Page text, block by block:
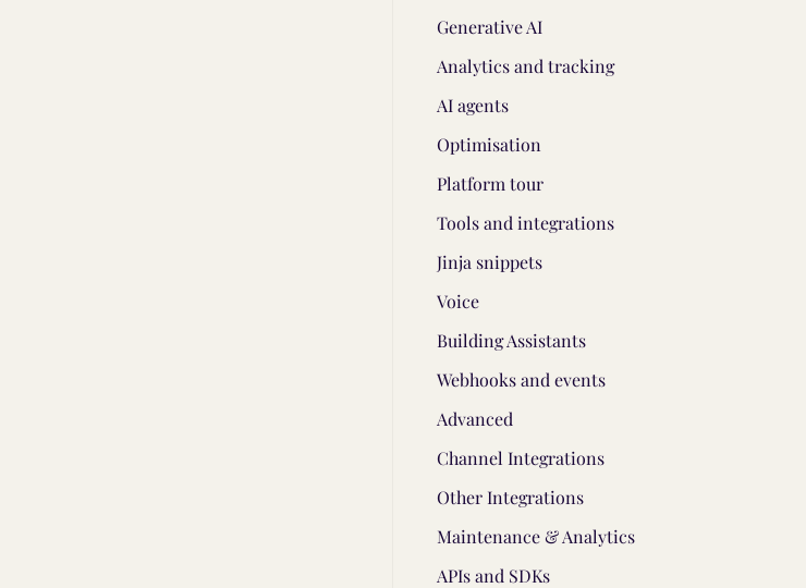
Generative AI
Analytics and tracking
AI agents
Optimisation
Platform tour
Tools and integrations
Jinja snippets
Voice
Building Assistants
Webhooks and events
Advanced
Channel Integrations
Other Integrations
Maintenance & Analytics
APIs and SDKs